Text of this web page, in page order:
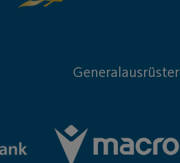
Generalausrüster